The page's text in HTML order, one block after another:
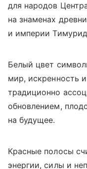
для народов
на знаменах
и империи
Белый цвет
мир, искренность
традиционно
обновлением,
на будущее.
Красные полосы
энергии, силы и